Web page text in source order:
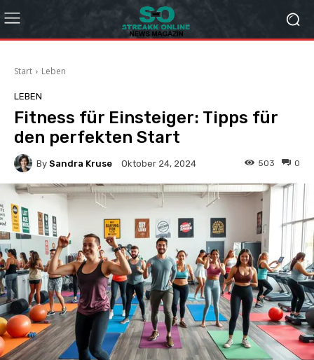
Start Leben
LEBEN
Fitness für Einsteiger: Tipps für
den perfekten Start
By Sandra Kruse Oktober 24, 2024 0
503